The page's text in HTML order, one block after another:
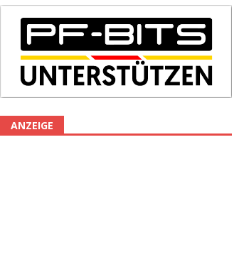
ANZEIGE